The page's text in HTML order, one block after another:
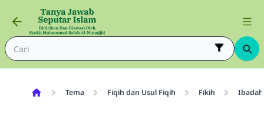
Tema Fiqih dan Usul Fiqih Fikih